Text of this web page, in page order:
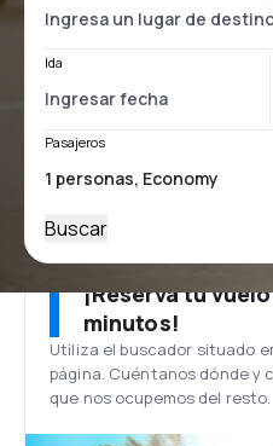
Ida
Pasajeros
Buscar
¡Reserva tu
minutos!
Utiliza el buscador situado
página. Cuéntanos dónde y
que nos ocupemos del resto.